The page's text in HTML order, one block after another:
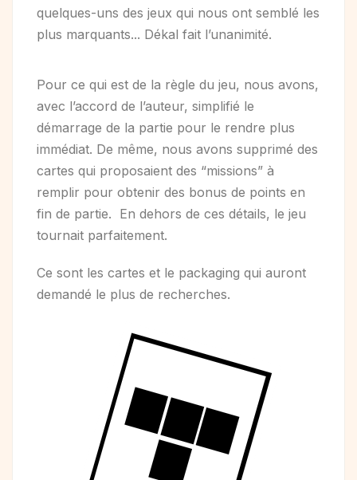
quelques-uns des jeux qui nous ont semblé les
plus marquants... Dékal fait l’unanimité.
Pour ce qui est de la règle du jeu, nous avons,
avec l’accord de l’auteur, simplifié le
démarrage de la partie pour le rendre plus
immédiat. De même, nous avons supprimé des
cartes qui proposaient des “missions” à
remplir pour obtenir des bonus de points en
fin de partie. En dehors de ces détails, le jeu
tournait parfaitement.
Ce sont les cartes et le packaging qui auront
demandé le plus de recherches.